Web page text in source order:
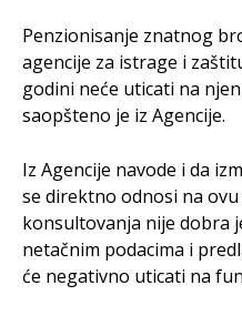
Penzionisanje znatnog
agencije za istrage i
godini neće uticati na
saopšteno je iz Agencije.
Iz Agencije navode i da
se direktno odnosi na
konsultovanja nije dobra
netačnim podacima i
će negativno uticati na